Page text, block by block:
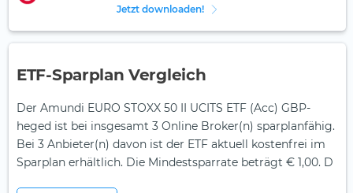
Jetzt downloaden!
ETF-Sparplan Vergleich
Der Amundi EURO STOXX 50 II UCITS ETF (Acc) GBP-
heged ist bei insgesamt 3 Online Broker(n) sparplanfähig.
Bei 3 Anbieter(n) davon ist der ETF aktuell kostenfrei im
Sparplan erhältlich. Die Mindestsparrate beträgt € 1,00. D